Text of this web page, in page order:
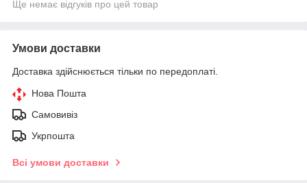
Ще немає відгуків про цей товар
Умови доставки
Доставка здійснюється тільки по передоплаті.
Нова Пошта
Самовивіз
Укрпошта
Всі умови доставки